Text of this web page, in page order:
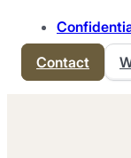
Contact